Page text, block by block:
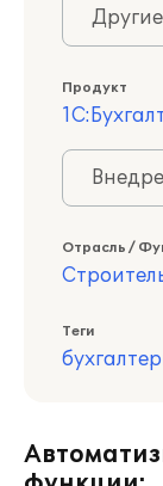
Продукт
Отрасль /
Теги